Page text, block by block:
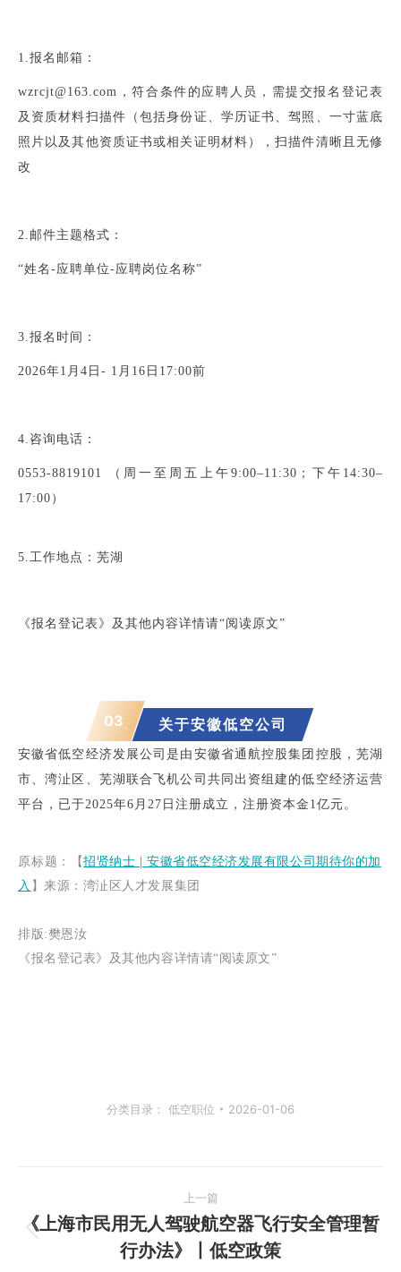
1.报名邮箱：
wzrcjt@163.com，符合条件的应聘人员，需提交报名登记表
及资质材料扫描件（包括身份证、学历证书、驾照、一寸蓝底
照片以及其他资质证书或相关证明材料），扫描件清晰且无修
改
2.邮件主题格式：
“姓名-应聘单位-应聘岗位名称”
3.报名时间：
2026年1月4日- 1月16日17:00前
4.咨询电话：
0553-8819101 （周一至周五上午9:00–11:30；下午14:30–
17:00）
5.工作地点：芜湖
《报名登记表》及其他内容详情请“阅读原文”
03 关于安徽低空公司
安徽省低空经济发展公司是由安徽省通航控股集团控股，芜湖
市、湾沚区、芜湖联合飞机公司共同出资组建的低空经济运营
平台，已于2025年6月27日注册成立，注册资本金1亿元。
原标题：【招贤纳士 | 安徽省低空经济发展有限公司期待你的加
入 】 来源：湾沚区人才发展集团
排版:樊恩汝
《报名登记表》及其他内容详情请“阅读原文”
分类目录： 低空职位 2026-01-06
章
上一篇
上
一
《上海市民用无人驾驶航空器飞行安全管理暂
行办法》丨低空政策